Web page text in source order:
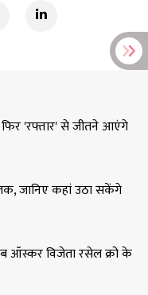
फिर 'रफ्तार' से जीतने आएंगे
जानिए कहां उठा सकेंगे
ऑस्कर विजेता रसेल क्रो के